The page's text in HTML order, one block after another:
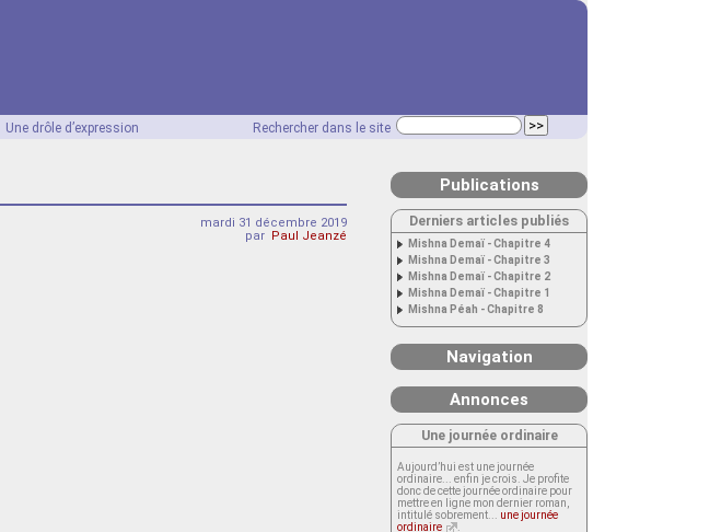
Rechercher dans le site
Une drôle d’expression
mardi 31 décembre 2019
par Paul Jeanzé
Publications
Derniers articles publiés
Mishna Demaï - Chapitre 4
Mishna Demaï - Chapitre 3
Mishna Demaï - Chapitre 2
Mishna Demaï - Chapitre 1
Mishna Péah - Chapitre 8
Navigation
Annonces
Une journée ordinaire
Aujourd’hui est une journée
ordinaire... enfin je crois. Je profite
donc de cette journée ordinaire pour
mettre en ligne mon dernier roman,
intitulé sobrement... une journée
ordinaire